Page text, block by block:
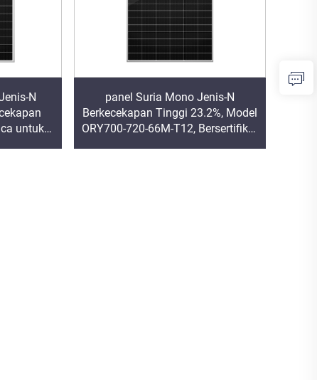
N
untuk
panel Suria Mono Jenis-N
Berkecekapan Tinggi 23.2%, Model
ORY700-720-66M-T12, Bersertifikat